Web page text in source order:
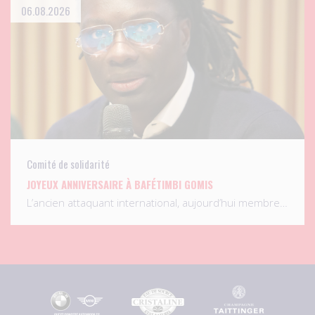
06.08.2026
Comité de solidarité
JOYEUX ANNIVERSAIRE À BAFÉTIMBI GOMIS
L’ancien attaquant international, aujourd’hui membre…